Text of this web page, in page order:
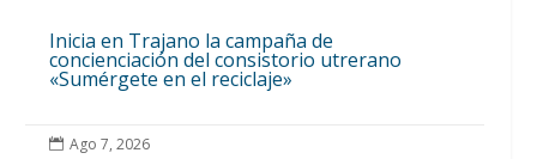
Inicia en Trajano la campaña de
concienciación del consistorio utrerano
«Sumérgete en el reciclaje»
 Ago 7, 2026